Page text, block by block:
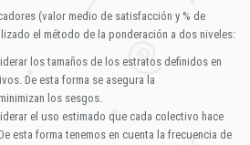
(valor medio de satisfacción y % de
el método de la ponderación a dos niveles:
los tamaños de los estratos definidos en
De esta forma se asegura la
los sesgos.
el uso estimado que cada colectivo hace
esta forma tenemos en cuenta la frecuencia de